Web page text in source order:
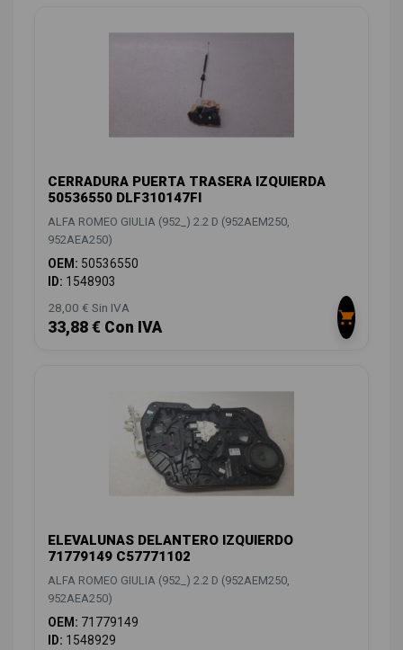
CERRADURA PUERTA TRASERA IZQUIERDA
50536550 DLF310147FI
ALFA ROMEO GIULIA (952_) 2.2 D (952AEM250,
952AEA250)
OEM: 50536550
ID: 1548903
28,00 € Sin IVA
33,88 € Con IVA
ELEVALUNAS DELANTERO IZQUIERDO
71779149 C57771102
ALFA ROMEO GIULIA (952_) 2.2 D (952AEM250,
952AEA250)
OEM: 71779149
ID: 1548929